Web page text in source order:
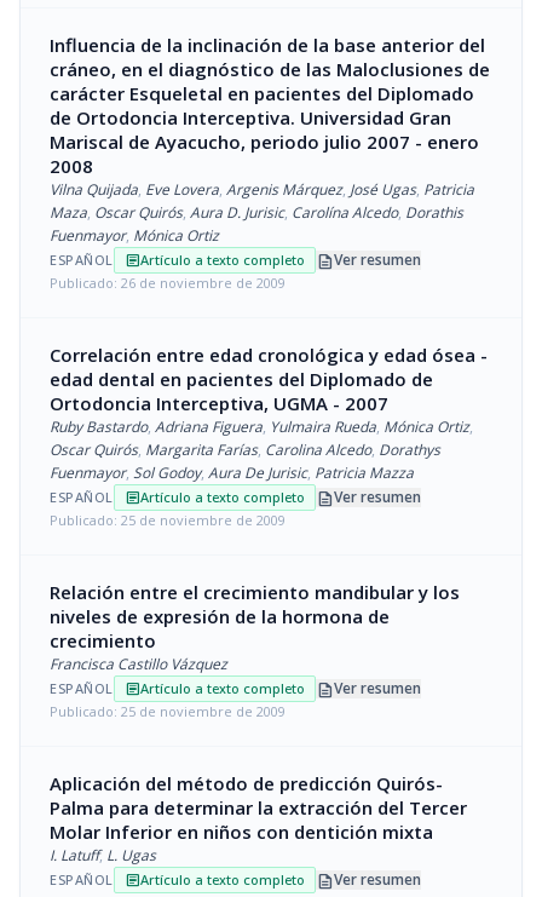
Influencia de la inclinación de la base anterior del
cráneo, en el diagnóstico de las Maloclusiones de
carácter Esqueletal en pacientes del Diplomado
de Ortodoncia Interceptiva. Universidad Gran
Mariscal de Ayacucho, periodo julio 2007 - enero
2008
Vilna Quijada, Eve Lovera, Argenis Márquez, José Ugas, Patricia
Maza, Oscar Quirós, Aura D. Jurisic, Carolína Alcedo, Dorathis
Fuenmayor, Mónica Ortiz
ESPAÑOL articleArtículo a texto completo descriptionVer resumen
Publicado: 26 de noviembre de 2009
Correlación entre edad cronológica y edad ósea -
edad dental en pacientes del Diplomado de
Ortodoncia Interceptiva, UGMA - 2007
Ruby Bastardo, Adriana Figuera, Yulmaira Rueda, Mónica Ortiz,
Oscar Quirós, Margarita Farías, Carolina Alcedo, Dorathys
Fuenmayor, Sol Godoy, Aura De Jurisic, Patricia Mazza
ESPAÑOL articleArtículo a texto completo descriptionVer resumen
Publicado: 25 de noviembre de 2009
Relación entre el crecimiento mandibular y los
niveles de expresión de la hormona de
crecimiento
Francisca Castillo Vázquez
ESPAÑOL articleArtículo a texto completo descriptionVer resumen
Publicado: 25 de noviembre de 2009
Aplicación del método de predicción Quirós-
Palma para determinar la extracción del Tercer
Molar Inferior en niños con dentición mixta
I. Latuff, L. Ugas
ESPAÑOL articleArtículo a texto completo descriptionVer resumen